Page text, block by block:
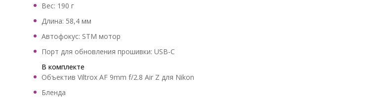
Вес: 190 г
Длина: 58,4 мм
Автофокус: STM мотор
Порт для обновления прошивки: USB-C
В комплекте
Объектив Viltrox AF 9mm f/2.8 Air Z для Nikon
Бленда